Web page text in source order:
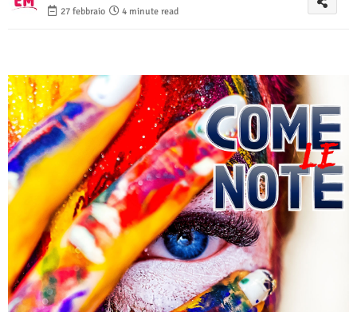
27 febbraio
4 minute read